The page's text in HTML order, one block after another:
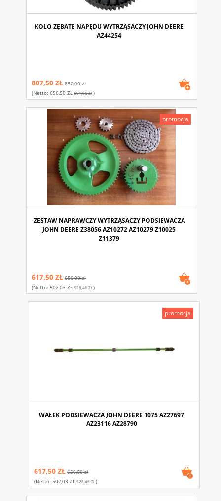
KOŁO ZĘBATE NAPĘDU WYTRZĄSACZY JOHN DEERE
AZ44254
807,50 ZŁ 850,00 zł
(netto:656,50 ZŁ 691,06 Zł)
ZESTAW NAPRAWCZY WYTRZĄSACZY PODSIEWACZA
JOHN DEERE Z38056 AZ10272 AZ10279 Z10025
Z11379
617,50 ZŁ 650,00 zł
(netto:502,03 ZŁ 528,46 Zł)
promocja
WAŁEK PODSIEWACZA JOHN DEERE 1075 AZ27697
AZ23116 AZ28790
617,50 ZŁ 650,00 zł
(netto:502,03 ZŁ 528,46 Zł)
promocja